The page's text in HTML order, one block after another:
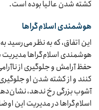
کشته شدن عالیا بوده است.
هوشمندی اسلام‌گراها
این اتفاق، که به نظر می‌رسید
هوشمندی اسلام‌گراها مدیریت
حفظ آرامش و جلوگیری از
کنند و از کشته شدن او
آشوب بزرگی رخ ندهد،
اسلام‌گراها در مدیریت این